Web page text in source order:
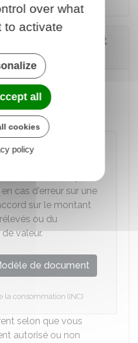
un prélèvement
vous devez
banque.
figurant sur
relevé de compte
cas d'erreur sur une
sur le montant
ou du
valeur.
de document
la consommation (INC)
selon que vous
autorisé ou non
over what
to activate
all
cookies
policy